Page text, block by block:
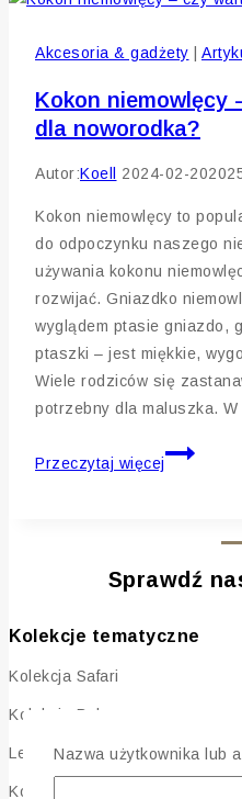
od
dni
Akcesoria & gadżety
Kokon niemowlęcy
dla noworodka?
Autor:Koell 2024-02-20
Kokon niemowlęcy to
do odpoczynku naszego
używania kokonu
rozwijać. Gniazdko
wyglądem ptasie gniazdo,
ptaszki – jest miękkie,
Wiele rodziców się
potrzebny dla maluszka.
Przeczytaj więcej
Kokon
go
dla
Sprawdź
Kolekcje tematyczne
Kolekcja Safari
Kolekcja Boho
Leśne Zajączki
Kolekcja Cyrk
Nazwa użytkownika lub